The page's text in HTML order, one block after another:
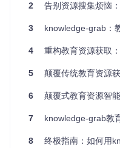
核心突破：重新定
从"逐个点击"到"智能批量"
knowledge-grab最核心的
动接水"，每次只能接一
地的需求自动调节水量。
从"杂乱堆放"到"自动分类"
2 告别资源搜集烦恼：智能
3 knowledge-grab：
4 重构教育资源获取：
5 颠覆传统教育资源获取模
6 颠覆式教育资源智能
7 knowledge-grab教
8 终极指南：如何用